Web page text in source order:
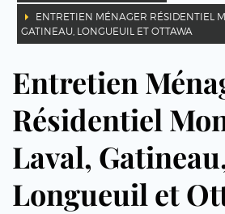
ENTRETIEN MÉNAGER RÉSIDENTIEL
GATINEAU, LONGUEUIL ET OTTAWA
Entretien
Résidentiel
Laval,
Longueuil et